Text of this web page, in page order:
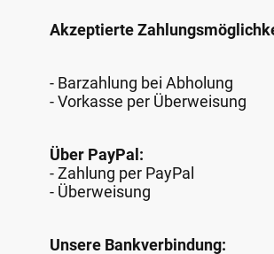
Akzeptierte
- Barzahlung bei Abholung
- Vorkasse per Überweisung
Über PayPal:
- Zahlung per PayPal
- Überweisung
Unsere Bankverbindung: